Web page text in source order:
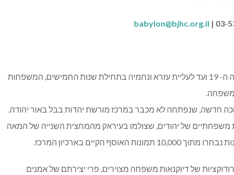
babylon@bjhc.org.il
אם היום נהנים לעשות סלפי, הרי שמסוף המאה ה- 19 ועד לעליית עזרא ונחמיה בתחילת שנות החמישים, המשפחות
חדשה, שנפתחה לא מכבר במרכז מורשת יהדות בבל באור יהודה.
משפחתיים של יהודים, שצולמו בעיראק מהמחצית השנייה של המאה
של דיוקנאות משפחה מצוירים, פרי יצירתם של אמנים